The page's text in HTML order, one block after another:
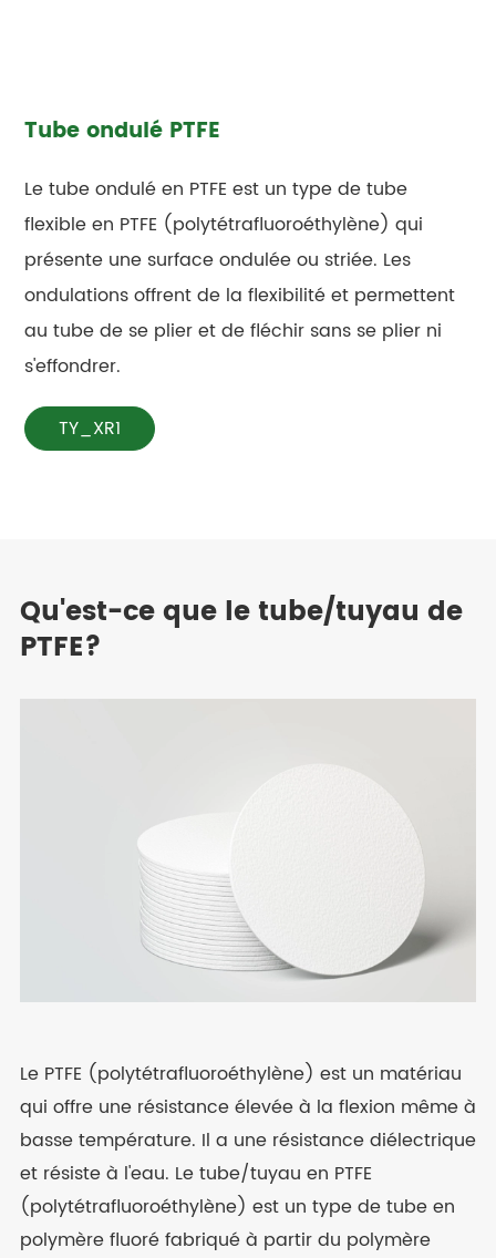
Tube ondulé PTFE
Le tube ondulé en PTFE est un type de tube
flexible en PTFE (polytétrafluoroéthylène) qui
présente une surface ondulée ou striée. Les
ondulations offrent de la flexibilité et permettent
au tube de se plier et de fléchir sans se plier ni
s'effondrer.
TY_XR1
Qu'est-ce que le tube/tuyau de
PTFE?
Le PTFE (polytétrafluoroéthylène) est un matériau
qui offre une résistance élevée à la flexion même à
basse température. Il a une résistance diélectrique
et résiste à l'eau. Le tube/tuyau en PTFE
(polytétrafluoroéthylène) est un type de tube en
polymère fluoré fabriqué à partir du polymère